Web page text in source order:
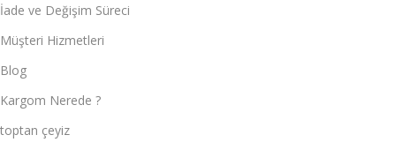
İade ve Değişim Süreci
Müşteri Hizmetleri
Blog
Kargom Nerede ?
toptan çeyiz